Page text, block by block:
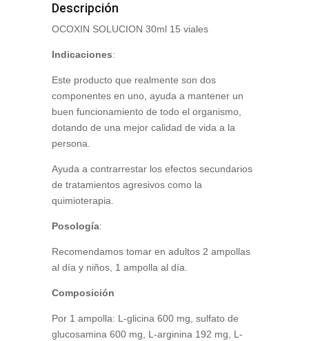
Descripción
OCOXIN SOLUCION 30ml 15 viales
Indicaciones:
Este producto que realmente son dos
componentes en uno, ayuda a mantener un
buen funcionamiento de todo el organismo,
dotando de una mejor calidad de vida a la
persona.
Ayuda a contrarrestar los efectos secundarios
de tratamientos agresivos como la
quimioterapia.
Posología:
Recomendamos tomar en adultos 2 ampollas
al día y niños, 1 ampolla al día.
Composición
Por 1 ampolla: L-glicina 600 mg, sulfato de
glucosamina 600 mg, L-arginina 192 mg, L-